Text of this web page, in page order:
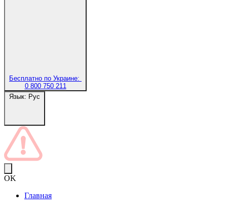
Бесплатно по Украине:
0 800 750 211
Язык: Рус
OK
Главная